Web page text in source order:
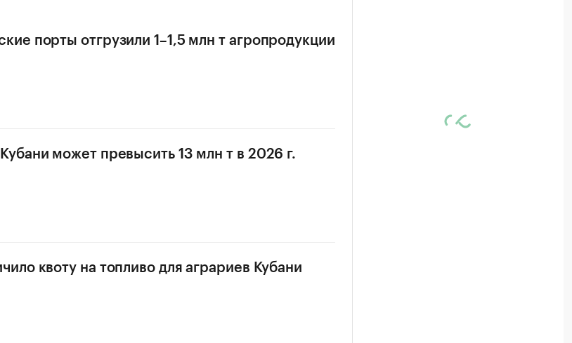
порты отгрузили 1–1,5 млн т агропродукции
может превысить 13 млн т в 2026 г.
квоту на топливо для аграриев Кубани